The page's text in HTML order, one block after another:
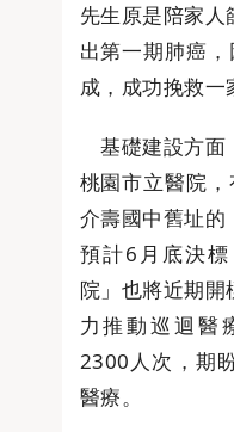
先生原是陪家人
出第一期肺癌
成，成功挽救一
基礎建設方面
桃園市立醫院
介壽國中舊址的
預計6月底決
院」也將近期開
力推動巡迴醫
2300人次，期
醫療。